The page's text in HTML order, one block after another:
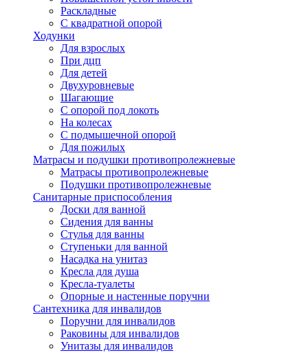
Раскладные
С квадратной опорой
Ходунки
Для взрослых
При дцп
Для детей
Двухуровневые
Шагающие
С опорой под локоть
На колесах
С подмышечной опорой
Для пожилых
Матрасы и подушки противопролежневые
Матрасы противопролежневые
Подушки противопролежневые
Санитарные приспособления
Доски для ванной
Сидения для ванны
Стулья для ванны
Ступеньки для ванной
Насадка на унитаз
Кресла для душа
Кресла-туалеты
Опорные и настенные поручни
Сантехника для инвалидов
Поручни для инвалидов
Раковины для инвалидов
Унитазы для инвалидов